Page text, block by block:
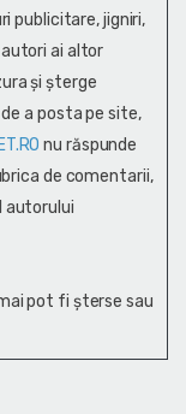
publicitare, jigniri,
ai altor
și şterge
a posta pe site,
nu răspunde
de comentarii,
autorului
pot fi șterse sau